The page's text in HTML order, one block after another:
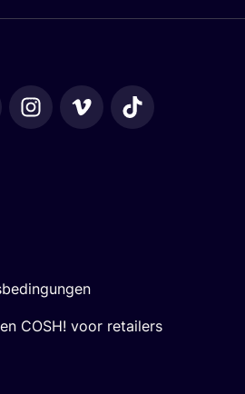
COSH! voor retailers